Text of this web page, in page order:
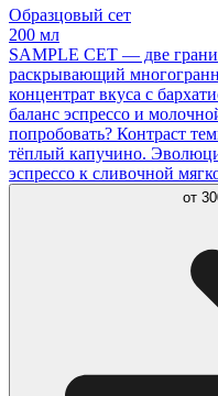
Образцовый сет
200 мл
SAMPLE СЕТ — две грани
раскрывающий
концентрат вкуса с
баланс эспрессо и
попробовать? Контраст
тёплый капучино.
эспрессо к сливочной
от